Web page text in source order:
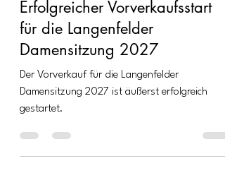
Über 60 % der Tickets verkauft:
Erfolgreicher Vorverkaufsstart
für die Langenfelder
Damensitzung 2027
Der Vorverkauf für die Langenfelder
Damensitzung 2027 ist äußerst erfolgreich
gestartet.